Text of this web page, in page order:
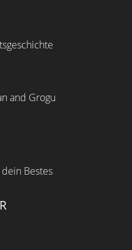
and Grogu
Bestes